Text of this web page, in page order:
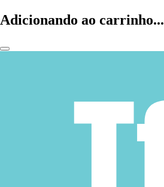
Adicionando ao carrinho...